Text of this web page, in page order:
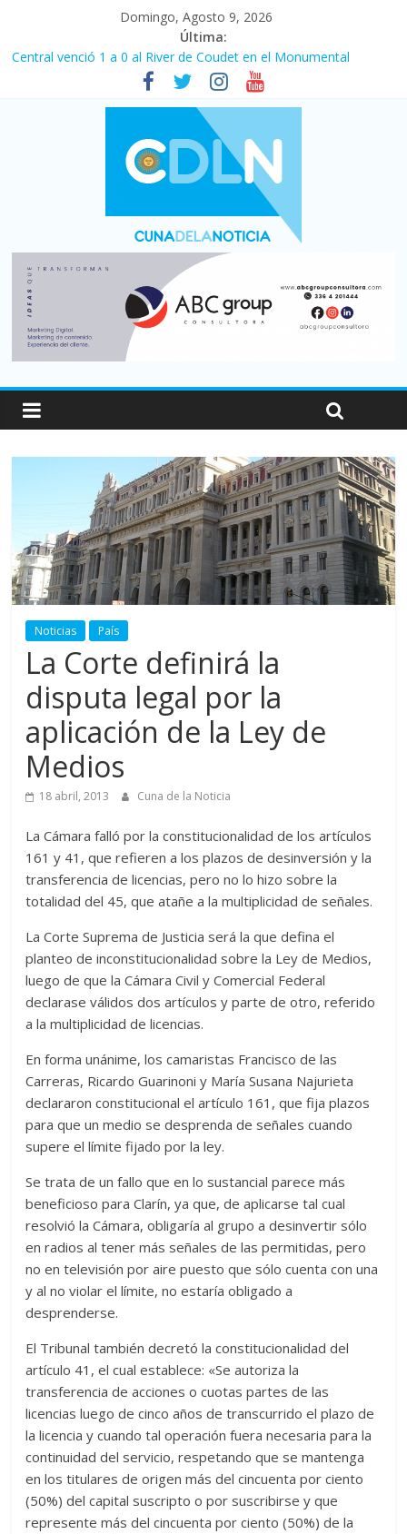
Domingo, Agosto 9, 2026
Última:
Central venció 1 a 0 al River de Coudet en el Monumental
La morosidad alcanzó su nivel más alto en dos décadas y ya
afecta a 400 mil deudores en Santa Fe
Desde que asumió Milei cerraron 41.000 kioscos: el sector
denuncia crisis como en 2001
Vacaciones de invierno con más movimiento y consumo
turístico: 4,6 millones de personas viajaron por el país, un 5,9%
Fuerte caída de la venta de autos usados en julio: bajó un 12,6%
Noticias País
La Corte definirá la
disputa legal por la
aplicación de la Ley de
Medios
18 abril, 2013 Cuna de la Noticia
La Cámara falló por la constitucionalidad de los artículos
161 y 41, que refieren a los plazos de desinversión y la
transferencia de licencias, pero no lo hizo sobre la
totalidad del 45, que atañe a la multiplicidad de señales.
La Corte Suprema de Justicia será la que defina el
planteo de inconstitucionalidad sobre la Ley de Medios,
luego de que la Cámara Civil y Comercial Federal
declarase válidos dos artículos y parte de otro, referido
a la multiplicidad de licencias.
En forma unánime, los camaristas Francisco de las
Carreras, Ricardo Guarinoni y María Susana Najurieta
declararon constitucional el artículo 161, que fija plazos
para que un medio se desprenda de señales cuando
supere el límite fijado por la ley.
Se trata de un fallo que en lo sustancial parece más
beneficioso para Clarín, ya que, de aplicarse tal cual
resolvió la Cámara, obligaría al grupo a desinvertir sólo
en radios al tener más señales de las permitidas, pero
no en televisión por aire puesto que sólo cuenta con una
y al no violar el límite, no estaría obligado a
desprenderse.
El Tribunal también decretó la constitucionalidad del
artículo 41, el cual establece: «Se autoriza la
transferencia de acciones o cuotas partes de las
licencias luego de cinco años de transcurrido el plazo de
la licencia y cuando tal operación fuera necesaria para la
continuidad del servicio, respetando que se mantenga
en los titulares de origen más del cincuenta por ciento
(50%) del capital suscripto o por suscribirse y que
represente más del cincuenta por ciento (50%) de la